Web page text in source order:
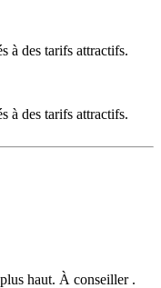
à des tarifs attractifs.
à des tarifs attractifs.
haut. À conseiller .